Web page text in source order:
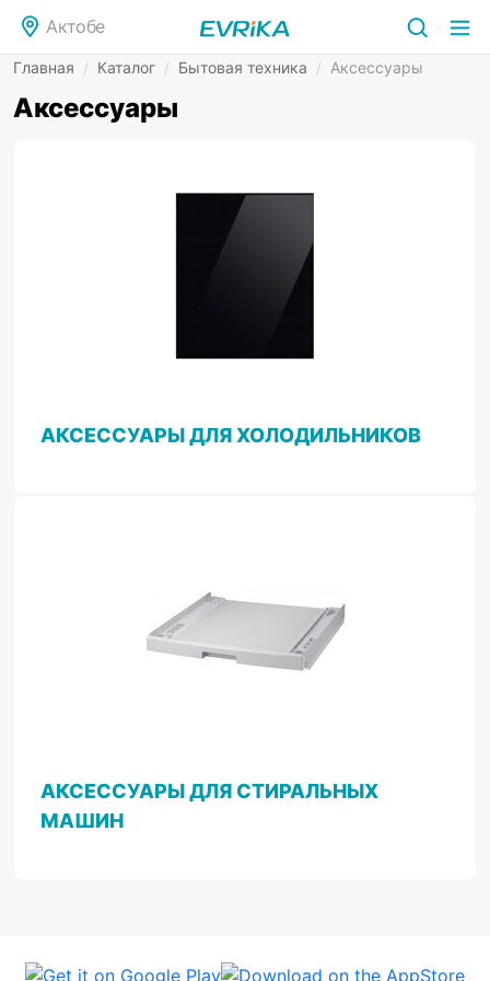
Актобе
Главная / Каталог / Бытовая техника / Аксессуары
Аксессуары
АКСЕССУАРЫ ДЛЯ ХОЛОДИЛЬНИКОВ
АКСЕССУАРЫ ДЛЯ СТИРАЛЬНЫХ
МАШИН